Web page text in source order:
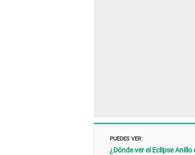
PUEDES VER:
¿Dónde ver el Eclipse